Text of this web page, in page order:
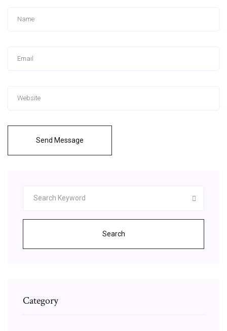
Send Message
Search
Category